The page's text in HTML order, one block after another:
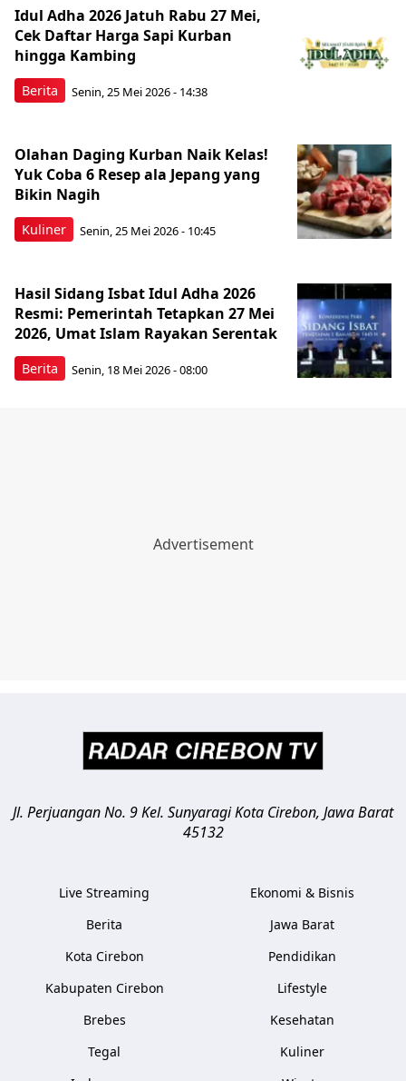
Berita
Idul Adha 2026 Jatuh Rabu 27 Mei,
Cek Daftar Harga Sapi Kurban
hingga Kambing
Senin, 25 Mei 2026 - 14:38
Kuliner
Olahan Daging Kurban Naik Kelas!
Yuk Coba 6 Resep ala Jepang yang
Bikin Nagih
Senin, 25 Mei 2026 - 10:45
Berita
Hasil Sidang Isbat Idul Adha 2026
Resmi: Pemerintah Tetapkan 27 Mei
2026, Umat Islam Rayakan Serentak
Senin, 18 Mei 2026 - 08:00
Jl. Perjuangan No. 9 Kel. SunyaragiKota Cirebon, Jawa Barat
45132
Live Streaming
Berita
Kota Cirebon
Kabupaten Cirebon
Brebes
Tegal
Ekonomi & Bisnis
Jawa Barat
Pendidikan
Lifestyle
Kesehatan
Kuliner